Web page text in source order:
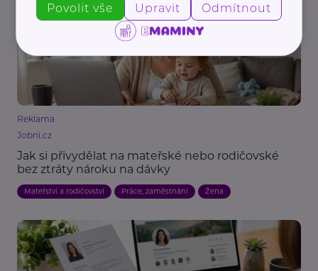
Reklama
Jobni.cz
Jak si přivydělat na mateřské nebo rodičovské
bez ztráty nároku na dávky
Mateřství a rodičovství Práce, zaměstnání Žena
Povolit vše Upravit Odmítnout